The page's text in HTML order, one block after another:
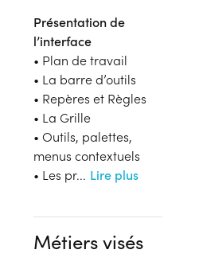
Présentation de
l’interface
• Plan de travail
• La barre d’outils
• Repères et Règles
• La Grille
• Outils, palettes,
menus contextuels
• Les pr... Lire plus
Métiers visés